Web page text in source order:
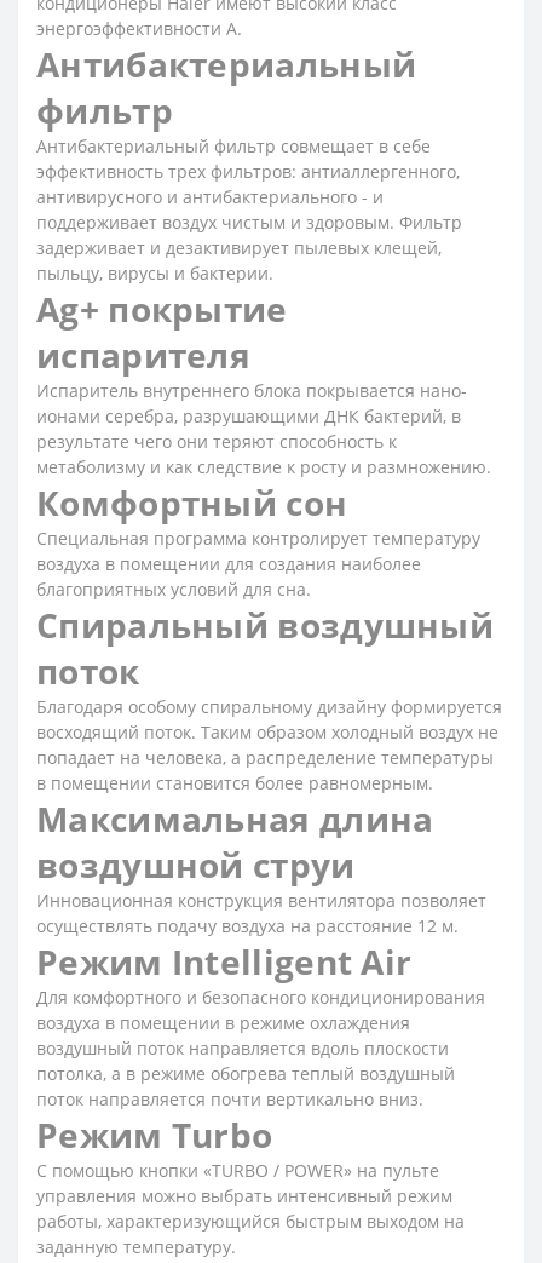
энергоэффективности А.
Антибактериальный
фильтр
Антибактериальный фильтр совмещает в себе
эффективность трех фильтров: антиаллергенного,
антивирусного и антибактериального - и
поддерживает воздух чистым и здоровым. Фильтр
задерживает и дезактивирует пылевых клещей,
пыльцу, вирусы и бактерии.
Ag+ покрытие
испарителя
Испаритель внутреннего блока покрывается нано-
ионами серебра, разрушающими ДНК бактерий, в
результате чего они теряют способность к
метаболизму и как следствие к росту и размножению.
Комфортный сон
Специальная программа контролирует температуру
воздуха в помещении для создания наиболее
благоприятных условий для сна.
Спиральный воздушный
поток
Благодаря особому спиральному дизайну формируется
восходящий поток. Таким образом холодный воздух не
попадает на человека, а распределение температуры
в помещении становится более равномерным.
Максимальная длина
воздушной струи
Инновационная конструкция вентилятора позволяет
осуществлять подачу воздуха на расстояние 12 м.
Режим Intelligent Air
Для комфортного и безопасного кондиционирования
воздуха в помещении в режиме охлаждения
воздушный поток направляется вдоль плоскости
потолка, а в режиме обогрева теплый воздушный
поток направляется почти вертикально вниз.
Режим Turbo
С помощью кнопки «TURBO / POWER» на пульте
управления можно выбрать интенсивный режим
работы, характеризующийся быстрым выходом на
заданную температуру.